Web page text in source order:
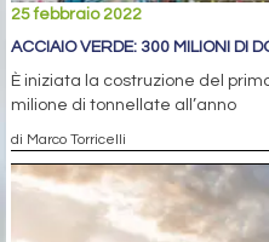
25 febbraio 2022
ACCIAIO VERDE: 300 MILIONI DI
È iniziata la costruzione del
milione di tonnellate all’anno
di Marco Torricelli